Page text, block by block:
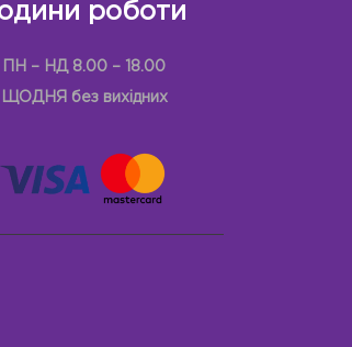
роботи
ПН – НД 8.00 – 18.00
ЩОДНЯ без вихідних